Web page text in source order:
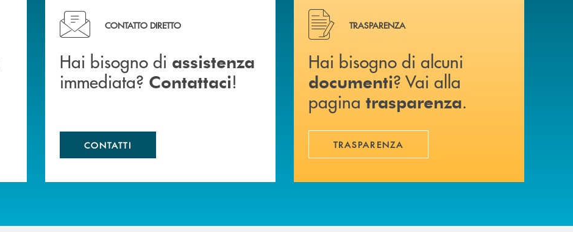
Hai bisogno di assistenza immediata? Contattaci !
CONTATTO DIRETTO
Hai bisogno di assistenza
immediata? Contattaci!
CONTATTI
Hai bisogno di alcuni documenti ? Vai alla pagina
TRASPARENZA
Hai bisogno di alcuni
documenti? Vai alla
pagina trasparenza.
TRASPARENZA